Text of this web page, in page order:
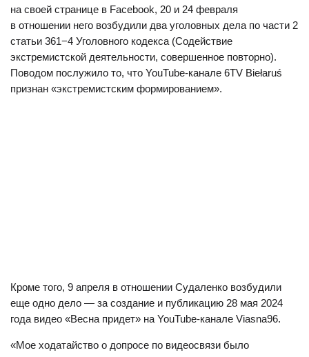
на своей странице в Facebook, 20 и 24 февраля
в отношении него возбудили два уголовных дела по части 2
статьи 361−4 Уголовного кодекса (Содействие
экстремистской деятельности, совершенное повторно).
Поводом послужило то, что YouTube-канале 6TV Biełaruś
признан «экстремистским формированием».
Кроме того, 9 апреля в отношении Судаленко возбудили
еще одно дело — за создание и публикацию 28 мая 2024
года видео «Весна придет» на YouTube-канале Viasna96.
«Мое ходатайство о допросе по видеосвязи было